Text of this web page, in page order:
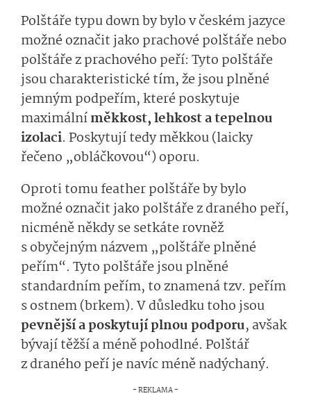
Polštáře typu down by bylo v českém jazyce
možné označit jako prachové polštáře nebo
polštáře z prachového peří: Tyto polštáře
jsou charakteristické tím, že jsou plněné
jemným podpeřím, které poskytuje
maximálníměkkost, lehkost a tepelnou
izolaci. Poskytují tedy měkkou (laicky
řečeno „obláčkovou“) oporu.
Oproti tomu feather polštáře by bylo
možné označit jako polštáře z draného peří,
nicméně někdy se setkáte rovněž
s obyčejným názvem „polštáře plněné
peřím“. Tyto polštáře jsou plněné
standardním peřím, to znamená tzv. peřím
s ostnem (brkem). V důsledku toho jsou
pevnější a poskytují plnou podporu, avšak
bývají těžší a méně pohodlné. Polštář
z draného peří je navíc méně nadýchaný.